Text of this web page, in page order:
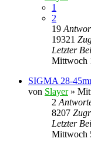
1
2
19
19321
Letzter
Mittwoch
SIGMA 28-
von Slayer»
2
8207
Letzter
Mittwoch